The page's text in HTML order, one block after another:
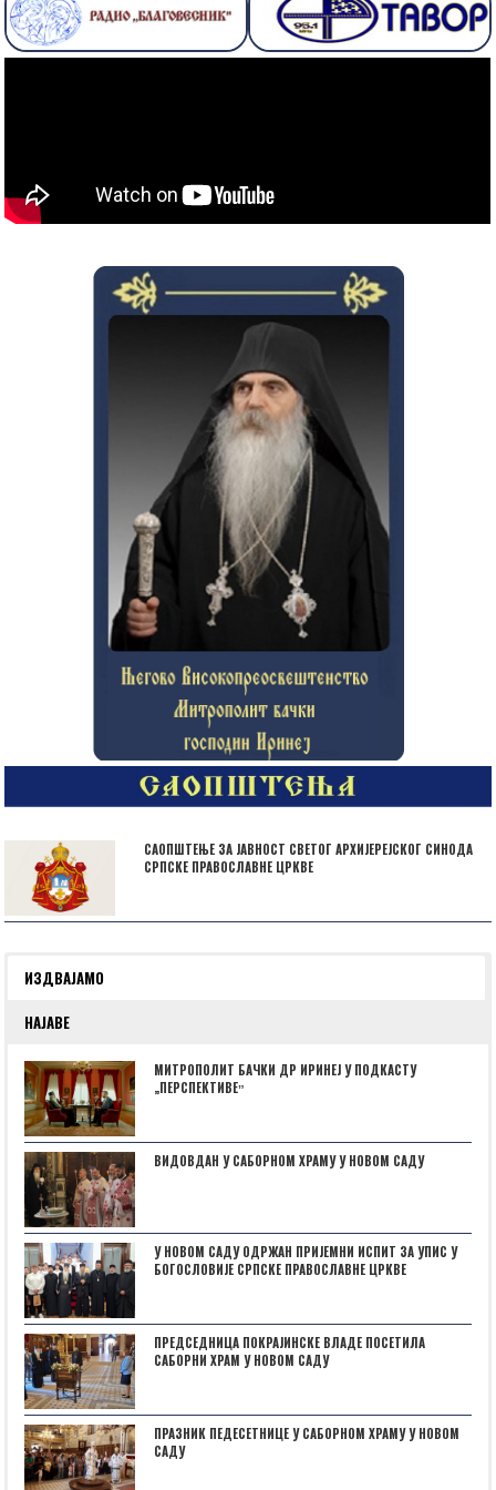
САОПШТЕЊЕ ЗА ЈАВНОСТ СВЕТОГ АРХИЈЕРЕЈСКОГ СИНОДА
СРПСКЕ ПРАВОСЛАВНЕ ЦРКВЕ
ИЗДВАЈАМО
НАЈАВЕ
МИТРОПОЛИТ БАЧКИ ДР ИРИНЕЈ У ПОДКАСТУ
„ПЕРСПЕКТИВЕˮ
ВИДОВДАН У САБОРНОМ ХРАМУ У НОВОМ САДУ
У НОВОМ САДУ ОДРЖАН ПРИЈЕМНИ ИСПИТ ЗА УПИС У
БОГОСЛОВИЈЕ СРПСКЕ ПРАВОСЛАВНЕ ЦРКВЕ
ПРЕДСЕДНИЦА ПОКРАЈИНСКЕ ВЛАДЕ ПОСЕТИЛА
САБОРНИ ХРАМ У НОВОМ САДУ
ПРАЗНИК ПЕДЕСЕТНИЦЕ У САБОРНОМ ХРАМУ У НОВОМ
САДУ